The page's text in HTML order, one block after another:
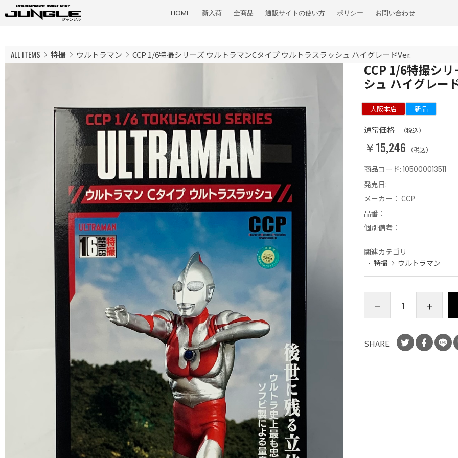
HOME 新入荷 全商品 通販サイトの使い方 ポリシー お問い合わせ
ALL ITEMS 特撮 ウルトラマン CCP 1/6特撮シリーズ ウルトラマンCタイプ ウルトラスラッシュ ハイグレードVer.
CCP 1/6特撮シ
シュ ハイグレー
大阪本店 新品
通常価格 （税込）
￥15,246 （税込）
商品コード: 105000013511
発売日:
メーカー： CCP
品番：
個別備考：
関連カテゴリ
特撮
ウルトラマン
SHARE